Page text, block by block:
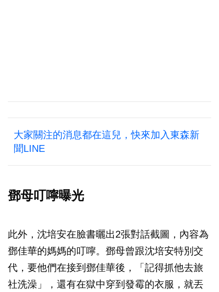
大家關注的消息都在這兒，快來加入東森新
聞LINE
鄧母叮嚀曝光
此外，沈培安在臉書曬出2張對話截圖，內容為
鄧佳華的媽媽的叮嚀。鄧母曾跟沈培安特別交
代，要他們在接到鄧佳華後，「記得抓他去旅
社洗澡」，還有在獄中穿到發霉的衣服，就丟